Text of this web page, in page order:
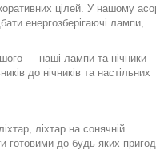
цілей. У нашому
енергозберігаючі лампи,
— наші лампи та нічники
до нічників та настільних
ліхтар на сонячній
готовими до будь-яких